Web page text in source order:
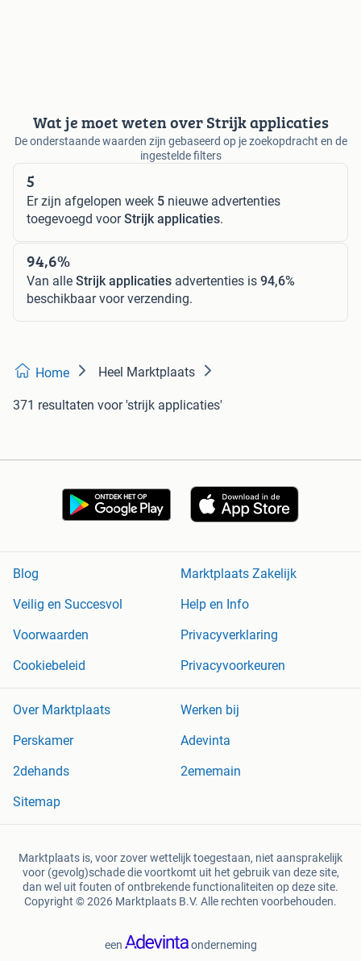
Wat je moet weten over Strijk applicaties
De onderstaande waarden zijn gebaseerd op je zoekopdracht en de
ingestelde filters
5
Er zijn afgelopen week 5 nieuwe advertenties
toegevoegd voorStrijk applicaties.
94,6%
Van alle Strijk applicaties advertenties is 94,6%
beschikbaar voor verzending.
Home Heel Marktplaats
371 resultaten voor 'strijk applicaties'
Blog
Marktplaats Zakelijk
Veilig en Succesvol
Help en Info
Voorwaarden
Privacyverklaring
Cookiebeleid
Privacyvoorkeuren
Over Marktplaats
Werken bij
Perskamer
Adevinta
2dehands
2ememain
Sitemap
Marktplaats is, voor zover wettelijk toegestaan, niet aansprakelijk
voor (gevolg)schade die voortkomt uit het gebruik van deze site,
dan wel uit fouten of ontbrekende functionaliteiten op deze site.
Copyright © 2026 Marktplaats B.V. Alle rechten voorbehouden.
een onderneming